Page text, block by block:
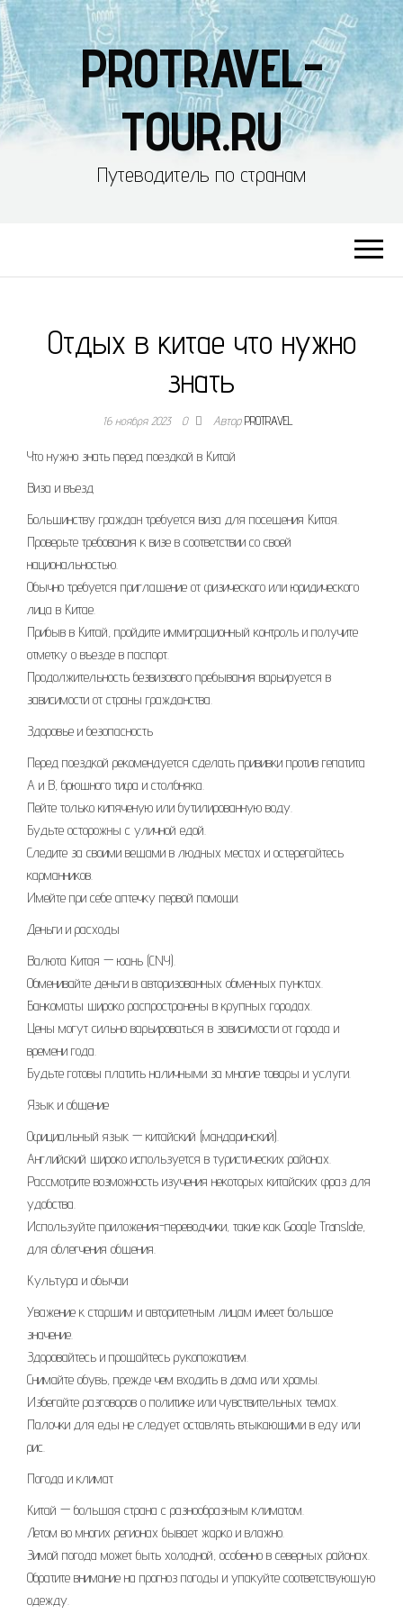
PROTRAVEL-
TOUR.RU
Путеводитель по странам
Отдых в китае что нужно
знать
16 ноября 2023 0 АвторPROTRAVEL
Что нужно знать перед поездкой в Китай
Виза и въезд
Большинству граждан требуется виза для посещения Китая.
Проверьте требования к визе в соответствии со своей
национальностью.
Обычно требуется приглашение от физического или юридического
лица в Китае.
Прибыв в Китай, пройдите иммиграционный контроль и получите
отметку о въезде в паспорт.
Продолжительность безвизового пребывания варьируется в
зависимости от страны гражданства.
Здоровье и безопасность
Перед поездкой рекомендуется сделать прививки против гепатита
А и В, брюшного тифа и столбняка.
Пейте только кипяченую или бутилированную воду.
Будьте осторожны с уличной едой.
Следите за своими вещами в людных местах и остерегайтесь
карманников.
Имейте при себе аптечку первой помощи.
Деньги и расходы
Валюта Китая — юань (CNY).
Обменивайте деньги в авторизованных обменных пунктах.
Банкоматы широко распространены в крупных городах.
Цены могут сильно варьироваться в зависимости от города и
времени года.
Будьте готовы платить наличными за многие товары и услуги.
Язык и общение
Официальный язык — китайский (мандаринский).
Английский широко используется в туристических районах.
Рассмотрите возможность изучения некоторых китайских фраз для
удобства.
Используйте приложения-переводчики, такие как Google Translate,
для облегчения общения.
Культура и обычаи
Уважение к старшим и авторитетным лицам имеет большое
значение.
Здоровайтесь и прощайтесь рукопожатием.
Снимайте обувь, прежде чем входить в дома или храмы.
Избегайте разговоров о политике или чувствительных темах.
Палочки для еды не следует оставлять втыкающими в еду или
рис.
Погода и климат
Китай — большая страна с разнообразным климатом.
Летом во многих регионах бывает жарко и влажно.
Зимой погода может быть холодной, особенно в северных районах.
Обратите внимание на прогноз погоды и упакуйте соответствующую
одежду.